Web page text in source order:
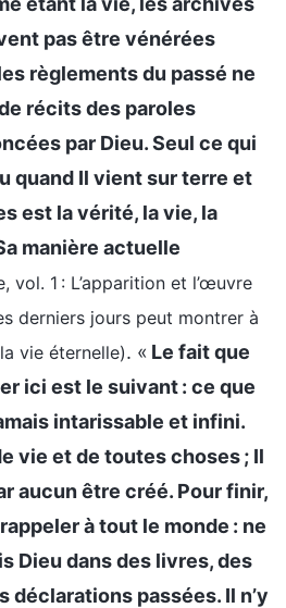
pas être vénérées
règlements du passé ne
récits des paroles
par Dieu. Seul ce qui
quand Il vient sur terre et
est la vérité, la vie, la
manière actuelle
vol. 1 : L’apparition et l’œuvre
derniers jours peut montrer à
vie éternelle). « Le fait que
ici est le suivant : ce que
intarissable et infini.
vie et de toutes choses ; Il
aucun être créé. Pour finir,
à tout le monde : ne
Dieu dans des livres, des
déclarations passées. Il n’y